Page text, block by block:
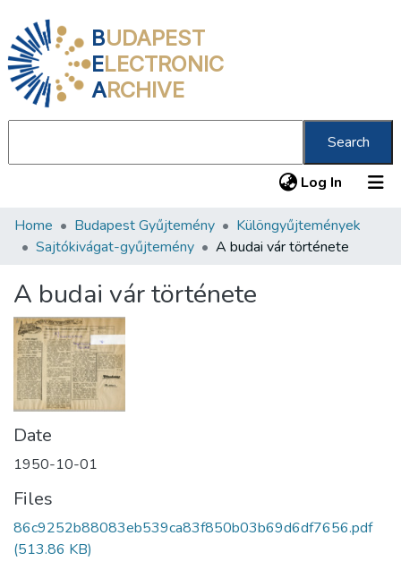
BUDAPEST
ELECTRONIC
ARCHIVE
Search
Log In (current)
Communities & Collections
Statistics
About us
Home Budapest Gyűjtemény
Különgyűjtemények
Sajtókivágat-gyűjtemény
A budai vár története
A budai vár története
Date
1950-10-01
Files
86c9252b88083eb539ca83f850b03b69d6df7656.pdf
(513.86 KB)